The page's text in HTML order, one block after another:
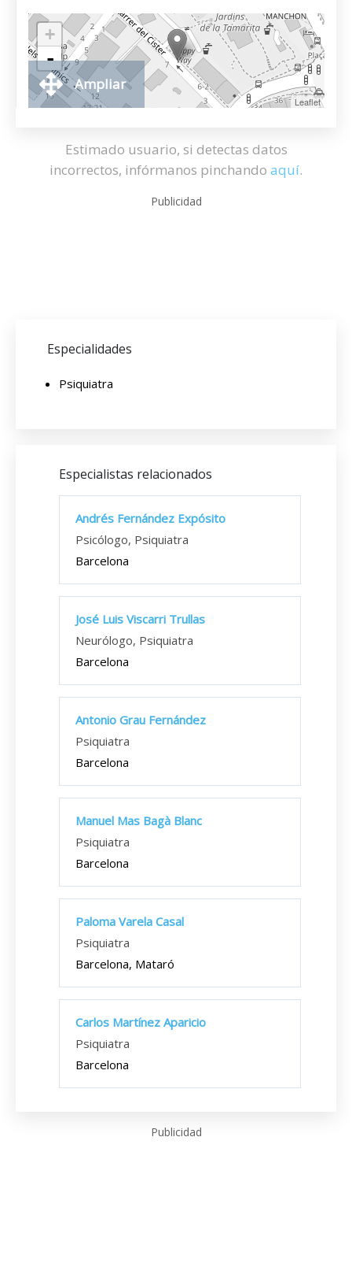
+
-
Leaflet
Ampliar
Estimado usuario, si detectas datos
incorrectos, infórmanos pinchando aquí.
Publicidad
Especialidades
Psiquiatra
Especialistas relacionados
Andrés Fernández Expósito
Psicólogo, Psiquiatra
Barcelona
José Luis Viscarri Trullas
Neurólogo, Psiquiatra
Barcelona
Antonio Grau Fernández
Psiquiatra
Barcelona
Manuel Mas Bagà Blanc
Psiquiatra
Barcelona
Paloma Varela Casal
Psiquiatra
Barcelona, Mataró
Carlos Martínez Aparicio
Psiquiatra
Barcelona
Publicidad